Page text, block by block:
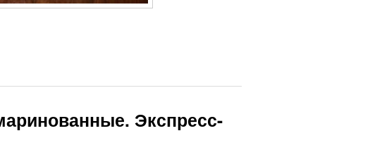
Экспресс-